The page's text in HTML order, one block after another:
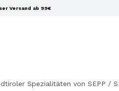
Versand ab 99€
Spezialitäten von SEPP /